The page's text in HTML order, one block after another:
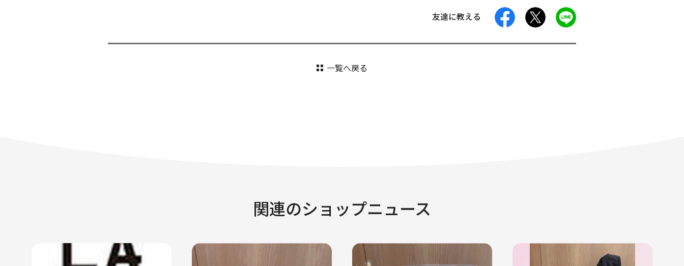
友達に教える facebook
一覧へ戻る
関連のショップニュース